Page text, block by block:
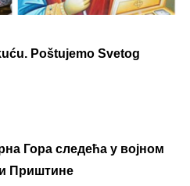
Poštujemo Svetog
Гора следећа у војном
Приштине